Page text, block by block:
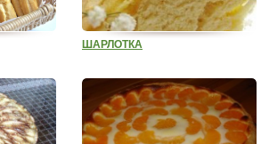
ШАРЛОТКА